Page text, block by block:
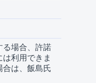
る場合、許諾
利用できま
合は、飯島氏